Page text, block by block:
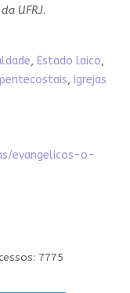
UFRJ.
, Estado laico,
, igrejas
evangelicos-o-
7775